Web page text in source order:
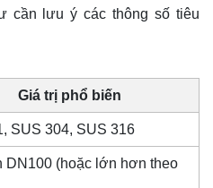
cần lưu ý các thông số tiêu
Giá trị phổ biến
SUS 304, SUS 316
DN100 (hoặc lớn hơn theo